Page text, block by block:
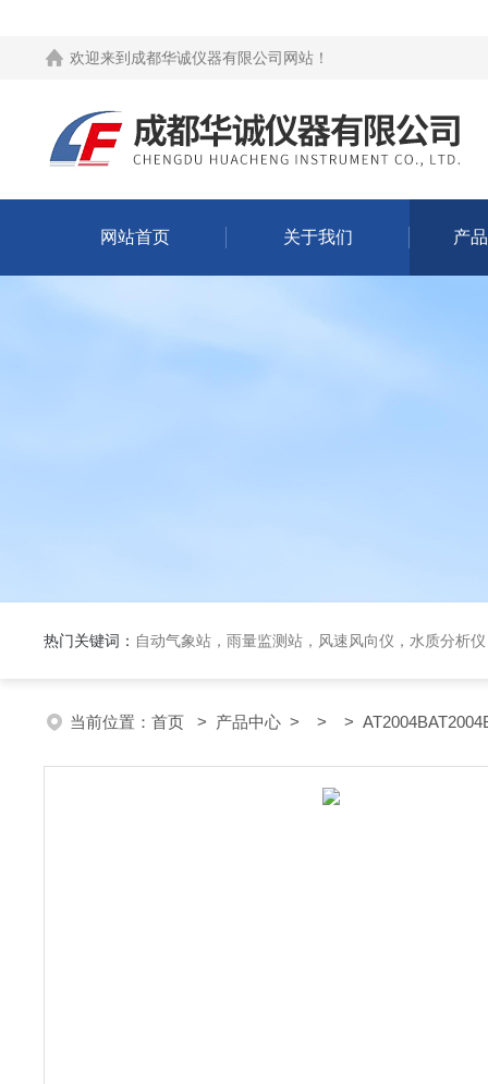
欢迎来到 成都华诚仪器有限公司网站 ！
网站首页 关于我们 产
热门关键词： 自动气象站，雨量监测站，风速风向仪，水质分析
当前位置： 首页 > 产品中心 > > >